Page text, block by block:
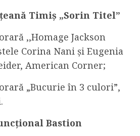
Timiș „Sorin Titel”
,,Homage Jackson
Corina Nani și Eugenia
American Corner;
„Bucurie în 3 culori”,
Bastion